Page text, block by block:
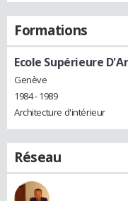
Formations
Ecole Supérieure
Genève
1984 - 1989
Architecture d'intérieur
Réseau